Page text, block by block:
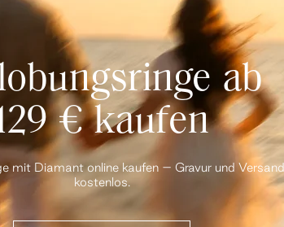
ab
€ kaufen
mit Diamant online kaufen – Gravur und Versand
kostenlos.